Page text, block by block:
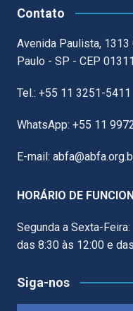
Contato
Avenida Paulista, 1313
Paulo - SP - CEP
Tel.: +55 11 3251-5411
WhatsApp: +55 11
E-mail:
HORÁRIO DE
Segunda a Sexta-Feira:
das 8:30 às 12:00 e
Siga-nos